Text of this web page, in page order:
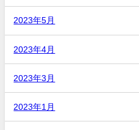
2023年5月
2023年4月
2023年3月
2023年1月